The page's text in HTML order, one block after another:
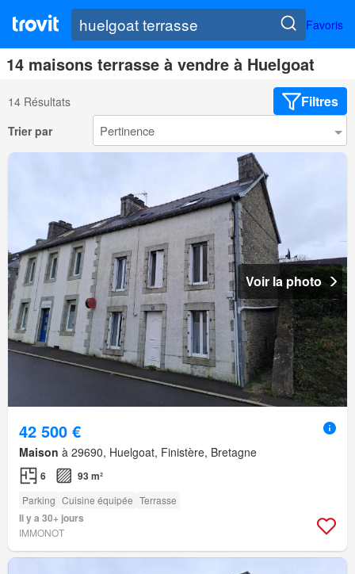
Favoris
14 maisons terrasse à vendre à Huelgoat
14 Résultats Filtres
Trier par
Voir la photo
42 500 €
Maison à 29690, Huelgoat, Finistère, Bretagne
6 93 m²
Parking Cuisine équipée Terrasse
Il y a 30+ jours
IMMONOT